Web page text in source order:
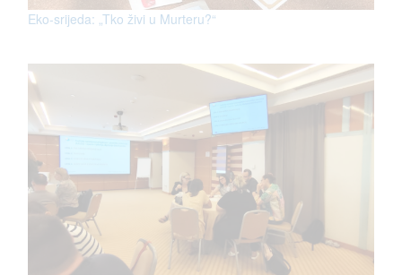
Eko-srijeda: „Tko živi u Murteru?“